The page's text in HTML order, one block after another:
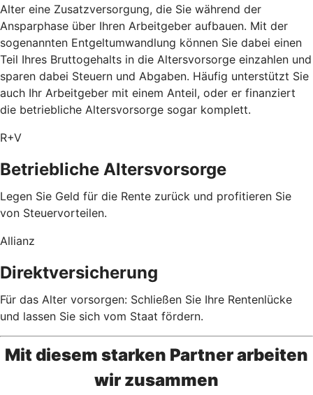
Alter eine Zusatzversorgung, die Sie während der
Ansparphase über Ihren Arbeitgeber aufbauen. Mit der
sogenannten Entgeltumwandlung können Sie dabei einen
Teil Ihres Bruttogehalts in die Altersvorsorge einzahlen und
sparen dabei Steuern und Abgaben. Häufig unterstützt Sie
auch Ihr Arbeitgeber mit einem Anteil, oder er finanziert
die betriebliche Altersvorsorge sogar komplett.
R+V
Betriebliche Altersvorsorge
Legen Sie Geld für die Rente zurück und profitieren Sie
von Steuervorteilen.
Allianz
Direktversicherung
Für das Alter vorsorgen: Schließen Sie Ihre Rentenlücke
und lassen Sie sich vom Staat fördern.
Mit diesem starken Partner arbeiten
wir zusammen